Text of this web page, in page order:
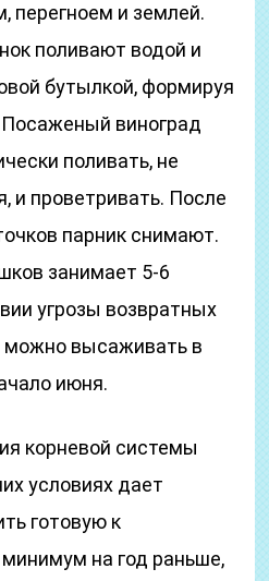
перегноем и землей.
поливают водой и
бутылкой, формируя
виноград
поливать, не
и проветривать. После
парник снимают.
занимает 5-6
угрозы возвратных
можно высаживать в
июня.
корневой системы
условиях дает
готовую к
на год раньше,